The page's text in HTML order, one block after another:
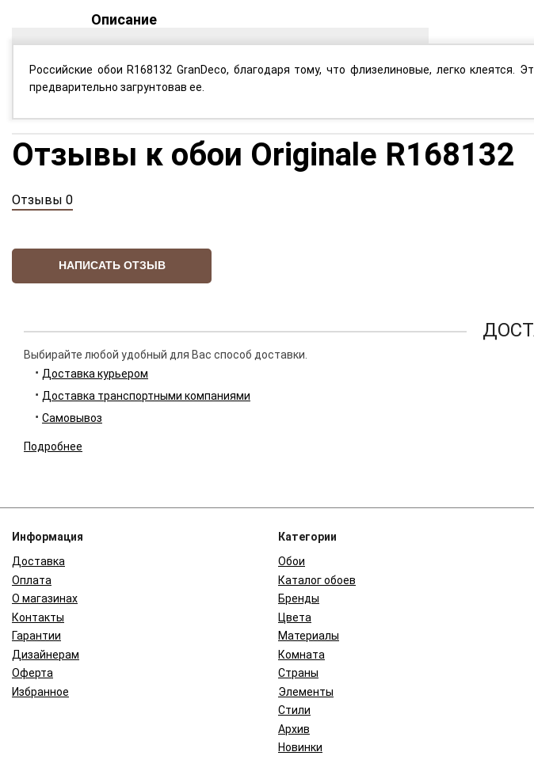
Описание
Российские обои R168132 GranDeco, благодаря тому, что флизелиновые, легко
предварительно загрунтовав ее.
Отзывы к обои Originale R168132
Отзывы 0
НАПИСАТЬ ОТЗЫВ
Выбирайте любой удобный для Вас способ доставки.
Доставка курьером
Доставка транспортными компаниями
Самовывоз
Подробнее
Информация
Доставка
Оплата
О магазинах
Контакты
Гарантии
Дизайнерам
Оферта
Избранное
Категории
Обои
Каталог обоев
Бренды
Цвета
Материалы
Комната
Страны
Элементы
Стили
Архив
Новинки